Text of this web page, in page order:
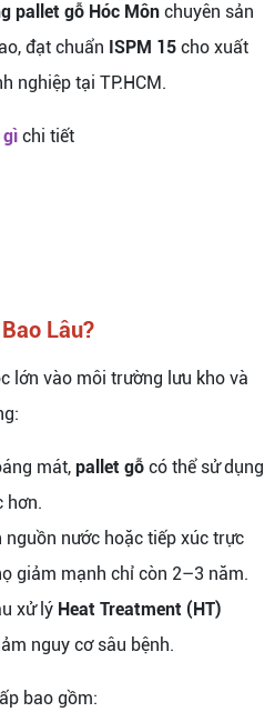
pallet gỗ Hóc Môn chuyên sản
đạt chuẩn ISPM 15 cho xuất
nghiệp tại TP.HCM.
gì chi tiết
Lâu?
lớn vào môi trường lưu kho và
mát, pallet gỗ có thể sử dụng
hơn.
nguồn nước hoặc tiếp xúc trực
giảm mạnh chỉ còn 2–3 năm.
xử lý Heat Treatment (HT)
nguy cơ sâu bệnh.
bao gồm: